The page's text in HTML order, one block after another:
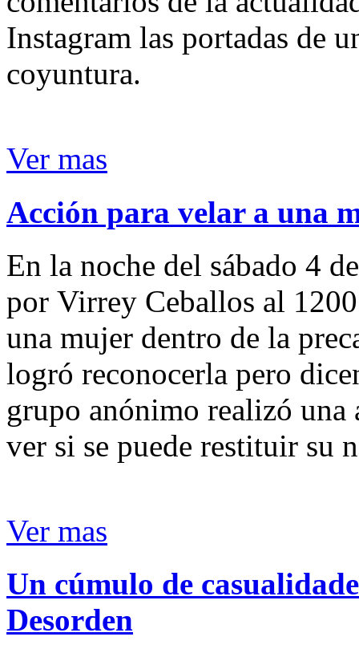
Instagram las portadas de
coyuntura.
Ver mas
Acción para velar a una
En la noche del sábado 4
por Virrey Ceballos al
una mujer dentro de la
logró reconocerla pero
grupo anónimo realizó
ver si se puede restituir su
Ver mas
Un cúmulo de
Desorden